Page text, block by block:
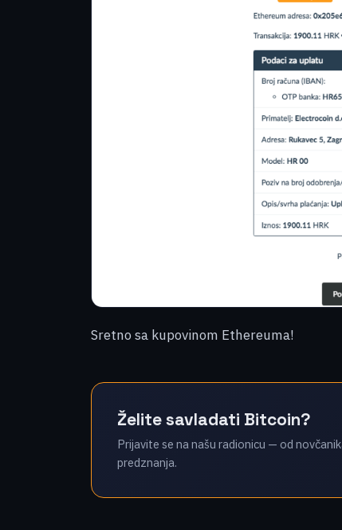
Sretno sa kupovinom Ethereuma!
Želite savladati Bitcoin?
Prijavite se na našu radionicu — od
predznanja.